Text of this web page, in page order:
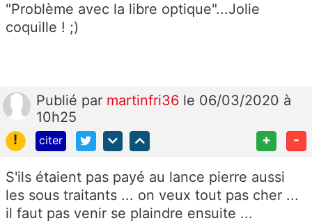
"Problème avec la libre optique"...Jolie
coquille ! ;)
Publié par martinfri36 le 06/03/2020 à
10h25
!
citer + -
S'ils étaient pas payé au lance pierre aussi
les sous traitants ... on veux tout pas cher ...
il faut pas venir se plaindre ensuite ...